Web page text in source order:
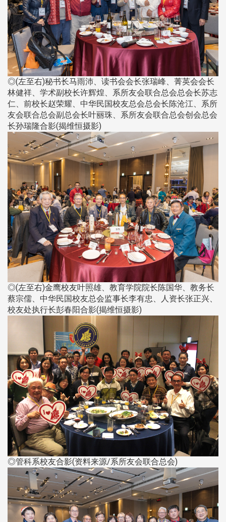
◎(左至右)秘书长马雨沛、读书会会长张瑞峰、菁英会会长
林健祥、学术副校长许辉煌、系所友会联合总会总会长苏志
仁、前校长赵荣耀、中华民国校友总会总会长陈沧江、系所
友会联合总会副总会长叶丽珠、系所友会联合总会创会总会
长孙瑞隆合影(揭维恒摄影)
◎(左至右)金鹰校友叶照雄、教育学院院长陈国华、教务长
蔡宗儒、中华民国校友总会监事长李有忠、人资长张正兴、
校友处执行长彭春阳合影(揭维恒摄影)
◎管科系校友合影(资料来源/系所友会联合总会)